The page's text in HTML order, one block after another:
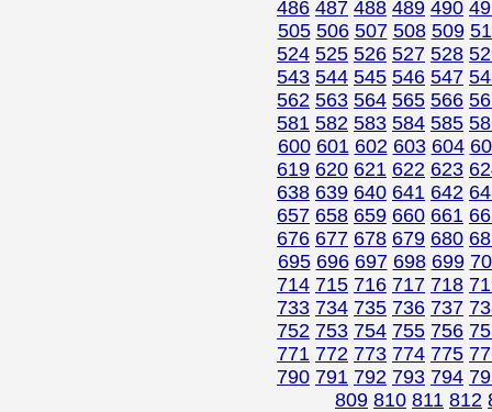
486 487 488 489 490
505 506 507 508 509
524 525 526 527 528
543 544 545 546 547
562 563 564 565 566
581 582 583 584 585
600 601 602 603 604
619 620 621 622 623
638 639 640 641 642
657 658 659 660 661
676 677 678 679 680
695 696 697 698 699
714 715 716 717 718
733 734 735 736 737
752 753 754 755 756
771 772 773 774 775
790 791 792 793 794
809 810 811 812